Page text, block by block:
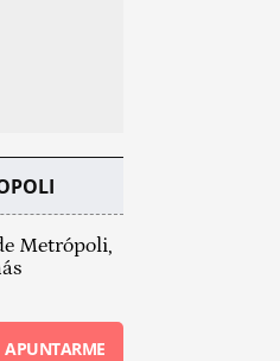
Metrópoli,
APUNTARME